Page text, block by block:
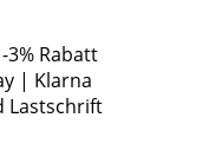
3% Rabatt
| Klarna
Lastschrift